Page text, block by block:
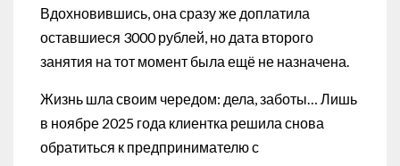
Вдохновившись, она сразу же доплатила
оставшиеся 3000 рублей, но дата второго
занятия на тот момент была ещё не назначена.
Жизнь шла своим чередом: дела, заботы… Лишь
в ноябре 2025 года клиентка решила снова
обратиться к предпринимателю с